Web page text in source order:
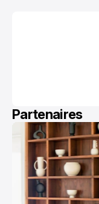
Partenaires
PARTENAIRES
PARTENAIRES